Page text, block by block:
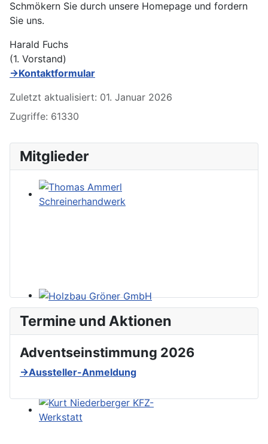
Schmökern Sie durch unsere Homepage und fordern
Sie uns.
Harald Fuchs
(1. Vorstand)
→Kontaktformular
Details
Zuletzt aktualisiert: 01. Januar 2026
Zugriffe: 61330
Mitglieder
Termine und Aktionen
Adventseinstimmung 2026
→Aussteller-Anmeldung